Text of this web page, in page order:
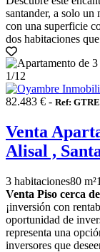
santander, a solo un
con una superficie
dos habitaciones
1/12
82.483 € - Ref:
Venta
Alisal ,
3 habitaciones80 m²
Venta Piso cerca
¡inversión con
oportunidad de
representa una
inversores que